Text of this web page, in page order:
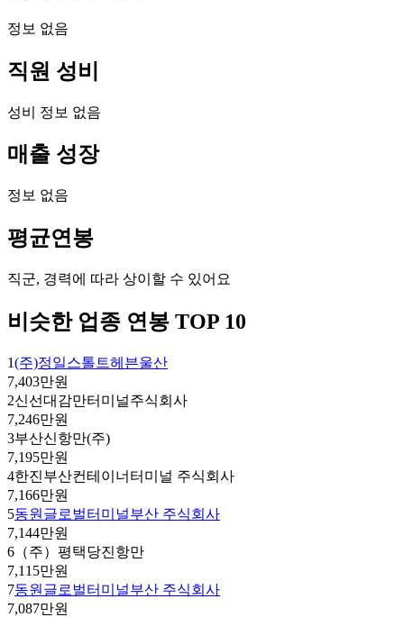
정보 없음
직원 성비
성비 정보 없음
매출 성장
정보 없음
평균연봉
직군, 경력에 따라 상이할 수 있어요
비슷한 업종 연봉 TOP 10
1(주)정일스톨트헤븐울산
7,403만원
2신선대감만터미널주식회사
7,246만원
3부산신항만(주)
7,195만원
4한진부산컨테이너터미널 주식회사
7,166만원
5동원글로벌터미널부산 주식회사
7,144만원
6 （주）평택당진항만
7,115만원
7동원글로벌터미널부산 주식회사
7,087만원